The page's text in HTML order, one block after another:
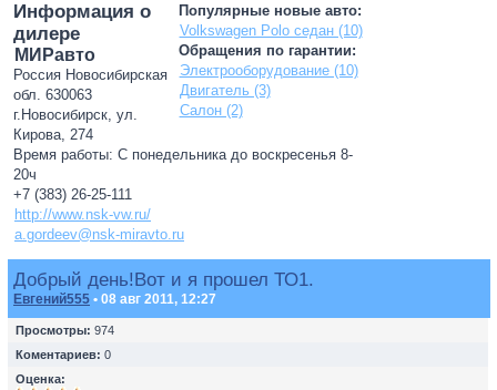
Популярные новые авто:
Volkswagen Polo седан (10)
Обращения по гарантии:
Электрооборудование (10)
Двигатель (3)
Салон (2)
Информация о
дилере
МИРавто
Россия Новосибирская
обл. 630063
г.Новосибирск, ул.
Кирова, 274
Время работы: С понедельника до воскресенья 8-
20ч
+7 (383) 26-25-111
http://www.nsk-vw.ru/
a.gordeev@nsk-miravto.ru
Добрый день!Вот и я прошел ТО1.
Евгений555 • 08 авг 2011, 12:27
Просмотры: 974
Коментариев: 0
Оценка: